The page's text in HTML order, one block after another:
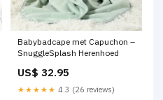
Babybadcape met Capuchon –
SnuggleSplash Herenhoed
US$ 32.95
★★★★★ 4.3 (26 reviews)